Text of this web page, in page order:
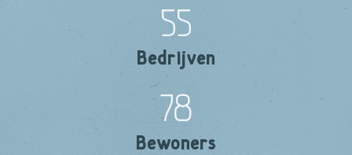
55
Bedrijven
78
Bewoners